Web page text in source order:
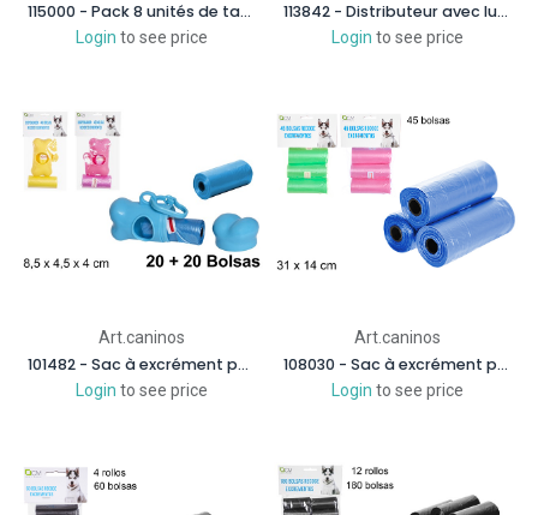
115000 - Pack 8 unités de tapis absorbant pour animaux de compagnie sac 60x90 cm
Login to see price
113842 - Distributeur avec lumière LED et sac à excrément pour chiens 45 unités
Login to see price
Art.caninos
101482 - Sac à excrément pour chiens + distributeur couleurs assorties 20+20
Login to see price
Art.caninos
108030 - Sac à excrément pour chiens couleurs assorties 45 unités
Login to see price